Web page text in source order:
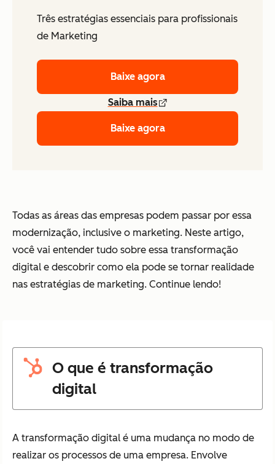
Três estratégias essenciais para profissionais
de Marketing
Baixe agora
Saiba mais
Baixe agora
Todas as áreas das empresas podem passar por essa
modernização, inclusive o marketing. Neste artigo,
você vai entender tudo sobre essa transformação
digital e descobrir como ela pode se tornar realidade
nas estratégias de marketing. Continue lendo!
O que é transformação
digital
A transformação digital é uma mudança no modo de
realizar os processos de uma empresa. Envolve